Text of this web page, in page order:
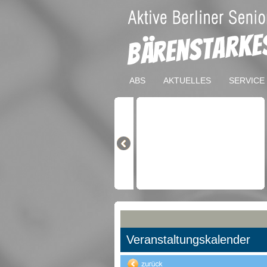
ABS AKTUELLES SERVICE
Veranstaltungskalender